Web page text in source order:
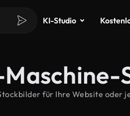
KI-Studio
für Ihre Website